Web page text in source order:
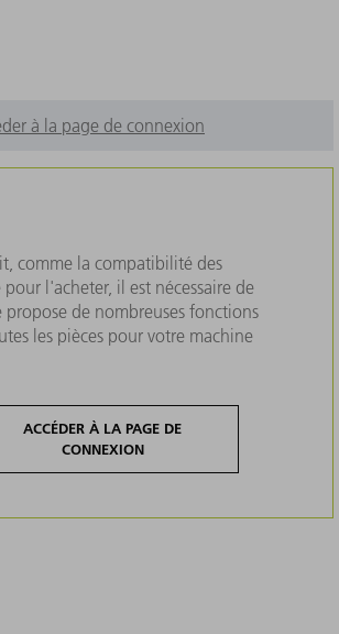
à la page de connexion
comme la compatibilité des
l'acheter, il est nécessaire de
propose de nombreuses fonctions
les pièces pour votre machine
ACCÉDER À LA PAGE DE
CONNEXION